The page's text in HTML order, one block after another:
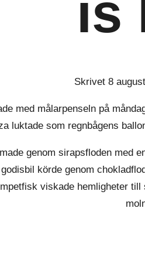
is
Skrivet 8
med målarpenseln på
luktade som regnbågens
genom sirapsfloden med
körde genom
viskade hemligheter